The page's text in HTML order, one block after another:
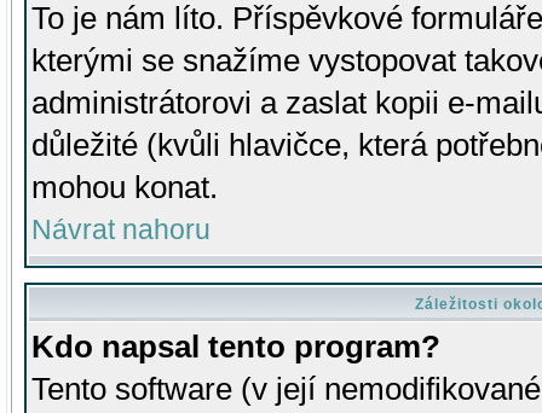
To je nám líto. Příspěvkové
kterými se snažíme vystopovat
administrátorovi a zaslat kopii e-
důležité (kvůli hlavičce, která
mohou konat.
Návrat nahoru
Záležitosti
Kdo napsal tento program?
Tento software (v její